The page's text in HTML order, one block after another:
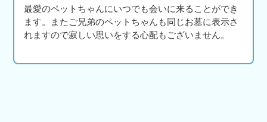
最愛のペットちゃんにいつでも会いに来ることができ
ます。またご兄弟のペットちゃんも同じお墓に表示さ
れますので寂しい思いをする心配もございません。